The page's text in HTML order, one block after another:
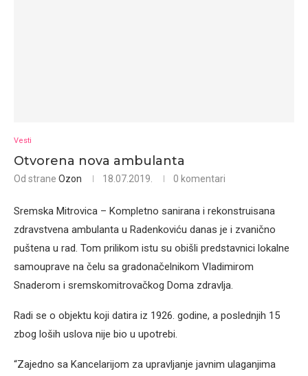
Vesti
Otvorena nova ambulanta
Od strane Ozon 18.07.2019. 0 komentari
Sremska Mitrovica – Kompletno sanirana i rekonstruisana
zdravstvena ambulanta u Radenkoviću danas je i zvanično
puštena u rad. Tom prilikom istu su obišli predstavnici lokalne
samouprave na čelu sa gradonačelnikom Vladimirom
Snaderom i sremskomitrovačkog Doma zdravlja.
Radi se o objektu koji datira iz 1926. godine, a poslednjih 15
zbog loših uslova nije bio u upotrebi.
“Zajedno sa Kancelarijom za upravljanje javnim ulaganjima